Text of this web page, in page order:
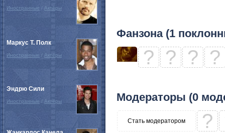
Фанзона (1
? ? ? ?
Модераторы (0
Стать модератором ?
Иностранные / Актёры
Маркус Т. Полк
Иностранные / Актёры
Эндрю Сили
Иностранные / Актёры